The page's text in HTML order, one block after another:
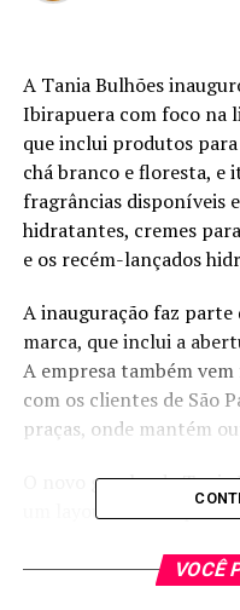
A Tania Bulhões
Ibirapuera com foco na
que inclui produtos
chá branco e floresta, e
fragrâncias disponíveis
hidratantes, cremes
e os recém-lançados
A inauguração faz parte
marca, que inclui a
A empresa também
com os clientes de São
praças, onde mantém
O novo gazebo da
um layout
consumidores.
VOCÊ